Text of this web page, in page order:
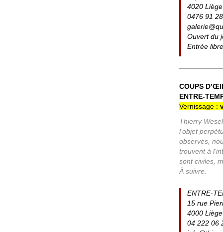
4020 Liège
0476 91
Ouvert du
Entrée libre
COUPS
ENTRE-
Vernissage :
Thierry
l’objet
observés,
trouvent à
sont civiles,
À suivre.
ENTRE-
15 rue
4000 Liège
04 222 06